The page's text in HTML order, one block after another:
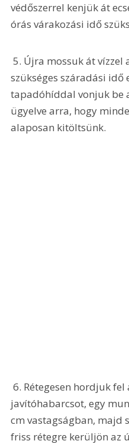
védőszerrel kenjük át
órás várakozási idő
5. Újra mossuk át vízzel a felületet, majd a
szükséges száradási
tapadóhíddal vonjuk be
ügyelve arra, hogy
alaposan kitöltsünk.
6. Rétegesen hordjuk fel a Baumit BetoFill
javítóhabarcsot, egy
cm vastagságban, majd
friss rétegre kerüljön az